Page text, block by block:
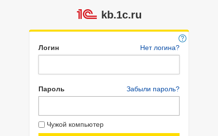
kb.1c.ru
Логин Нет логина?
Пароль Забыли пароль?
Чужой компьютер